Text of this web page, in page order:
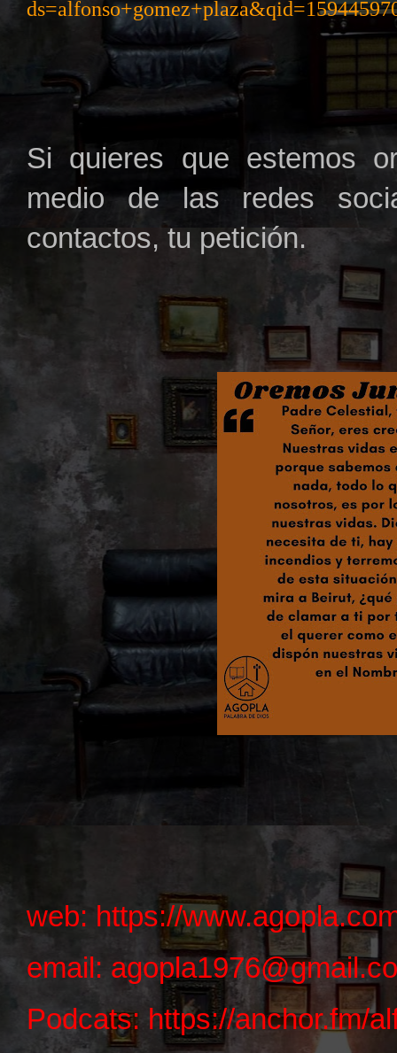
Si quieres que estemos
medio de las redes
contactos, tu petición.
web: https://
email:
Podcats: https://anchor.fm/